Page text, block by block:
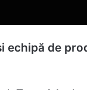
echipă de